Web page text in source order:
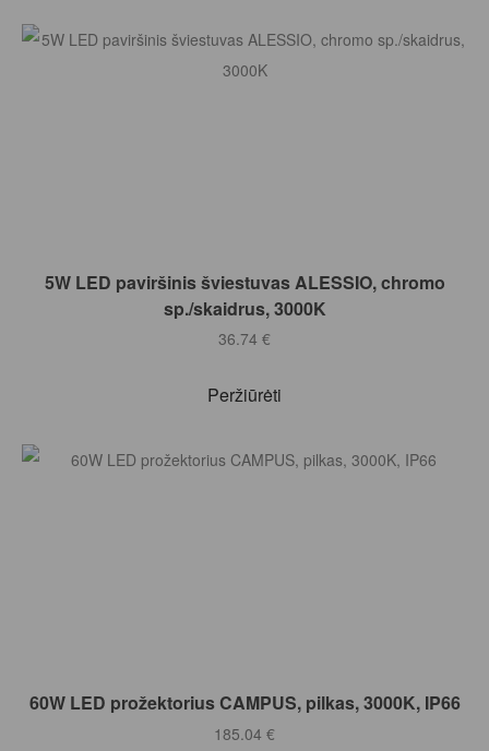
Į KREPŠELĮ
5W LED paviršinis šviestuvas ALESSIO, chromo
sp./skaidrus, 3000K
36.74 €
Peržiūrėti
Į KREPŠELĮ
60W LED prožektorius CAMPUS, pilkas, 3000K, IP66
185.04 €